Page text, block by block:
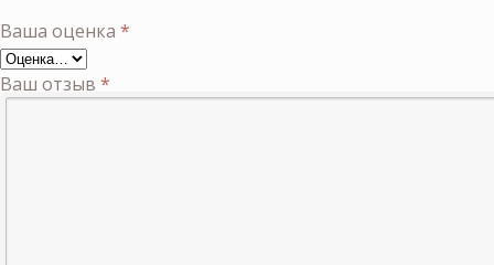
Ваша оценка *
Ваш отзыв *